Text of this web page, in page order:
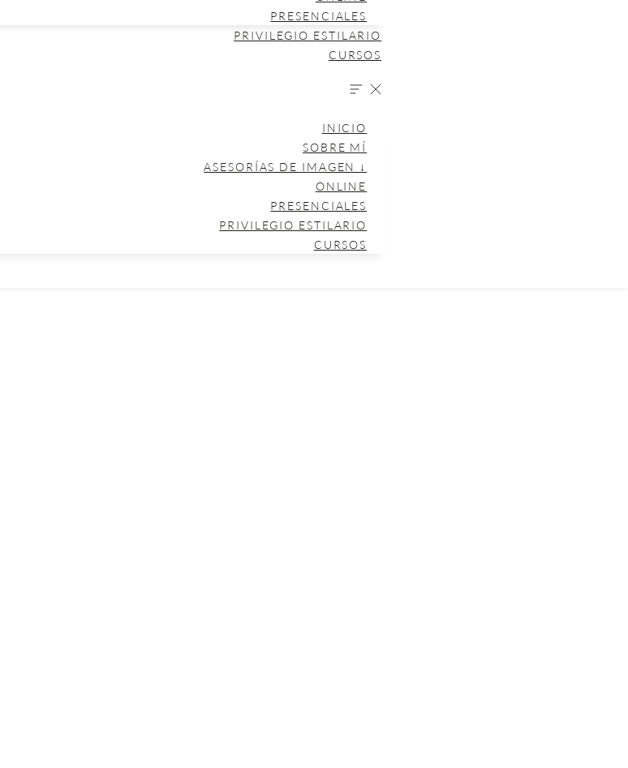
PRESENCIALES
PRIVILEGIO ESTILARIO
CURSOS
INICIO
SOBRE MÍ
ASESORÍAS DE IMAGEN ↓
ONLINE
PRESENCIALES
PRIVILEGIO ESTILARIO
CURSOS